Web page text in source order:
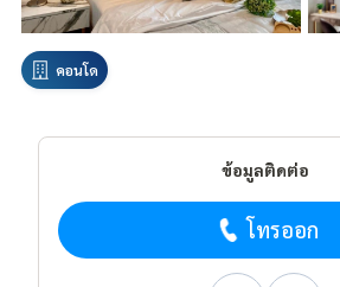
คอนโด
ข้อมูลติดต่อ
โทรออก